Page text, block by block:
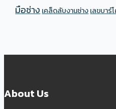
มือช่าง เคล็ดลับงานช่างเลขบาร์
About Us